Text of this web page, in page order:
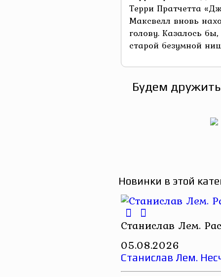
Терри Пратчетта
Максвелл вновь
голову. Казалось
старой безумной
Будем
Новинки в этой
Станислав Лем.
05.08.2026
Станислав Лем.